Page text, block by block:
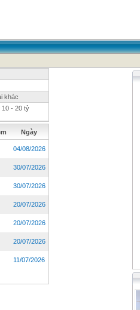
khác
10 - 20 tỷ
Ngày
04/08/2026
30/07/2026
30/07/2026
20/07/2026
20/07/2026
20/07/2026
11/07/2026